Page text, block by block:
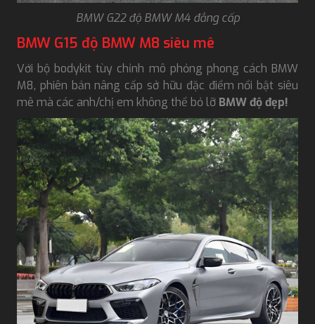
BMW G22 độ BMW M4 đẳng cấp
BMW G15 độ BMW M8 siêu mê
Với bộ bodykit tùy chỉnh mô phỏng phong cách BMW
M8, phiên bản nâng cấp sở hữu đặc điểm nổi bật siêu
mê mà các anh/chị em không thể bỏ lỡ BMW độ đẹp!